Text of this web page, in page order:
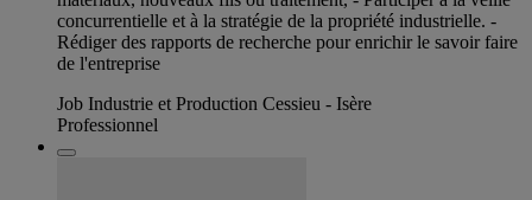
concurrentielle et à la stratégie de la propriété industrielle. -
Rédiger des rapports de recherche pour enrichir le savoir faire
de l'entreprise
Job Industrie et Production Cessieu - Isère
Professionnel